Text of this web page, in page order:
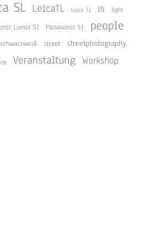
SL LeicaTL Leica TL lfi light
Lumix S1 Panasonic S1 people
schwarzweiß street streetphotography
Veranstaltung Workshop